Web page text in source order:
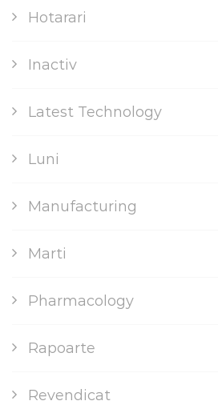
Hotarari
Inactiv
Latest Technology
Luni
Manufacturing
Marti
Pharmacology
Rapoarte
Revendicat